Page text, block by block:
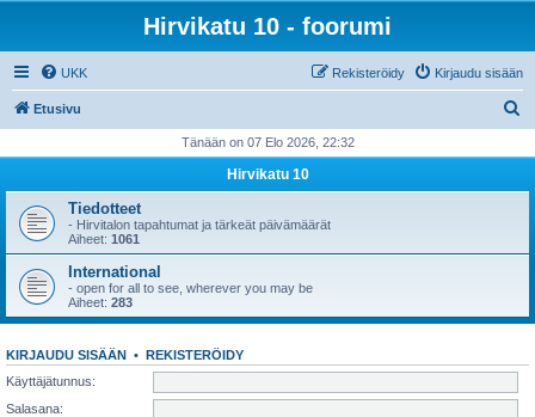
Hirvikatu 10 - foorumi
UKK Kirjaudu sisään
Rekisteröidy
Etusivu
i
Tänään on 07 Elo 2026, 22:32
Hirvikatu 10
Tiedotteet
- Hirvitalon tapahtumat ja tärkeät päivämäärät
Aiheet: 1061
International
- open for all to see, wherever you may be
Aiheet: 283
KIRJAUDU SISÄÄN • REKISTERÖIDY
Käyttäjätunnus:
Salasana: